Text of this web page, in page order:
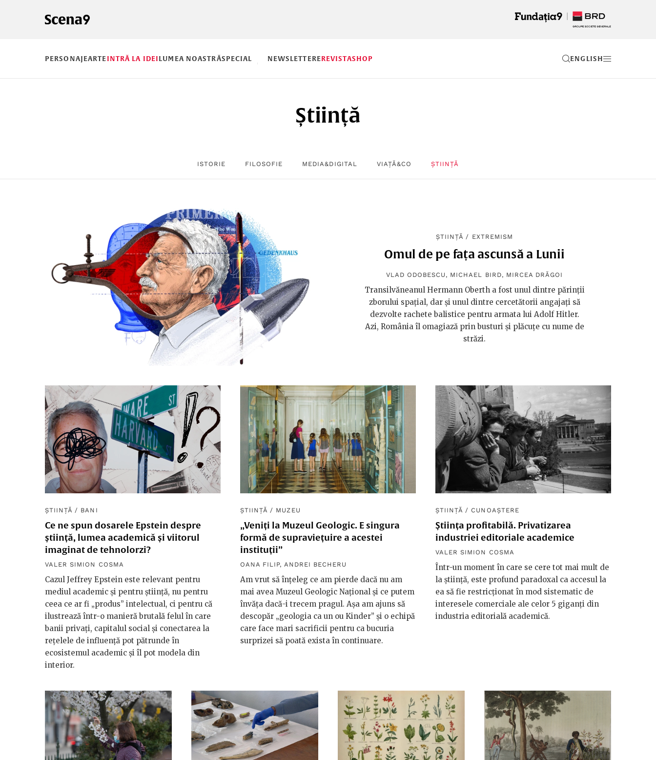
PERSONAJEARTEINTRĂ LA IDEILUMEA NOASTRĂSPECIAL NEWSLETTEREREVISTASHOP EN
Știință
ISTORIE FILOSOFIE MEDIA&DIGITAL VIAȚĂ&CO ȘTIINȚĂ
ȘTIINȚĂ / EXTREMISM
Omul de pe fața ascunsă a Lunii
VLAD ODOBESCU , MICHAEL BIRD, MIRCEA DRĂGOI
Transilvăneanul Hermann Oberth a fost unul dintre părinții
zborului spațial, dar și unul dintre cercetătorii angajați să
dezvolte rachete balistice pentru armata lui Adolf Hitler.
Azi, România îl omagiază prin busturi și plăcuțe cu nume de
străzi.
ȘTIINȚĂ / BANI
Ce ne spun dosarele Epstein despre
știință, lumea academică și viitorul
imaginat de tehnolorzi?
VALER SIMION COSMA
Cazul Jeffrey Epstein este relevant pentru
mediul academic și pentru știință, nu pentru
ceea ce ar fi „produs” intelectual, ci pentru că
ilustrează într-o manieră brutală felul în care
banii privați, capitalul social și conectarea la
rețelele de influență pot pătrunde în
ecosistemul academic și îl pot modela din
interior.
ȘTIINȚĂ / MUZEU
„Veniți la Muzeul Geologic. E singura
formă de supraviețuire a acestei
instituții”
OANA FILIP, ANDREI BECHERU
Am vrut să înțeleg ce am pierde dacă nu am
mai avea Muzeul Geologic Național și ce putem
învăța dacă-i trecem pragul. Așa am ajuns să
descopăr „geologia ca un ou Kinder” și o echipă
care face mari sacrificii pentru ca bucuria
surprizei să poată exista în continuare.
ȘTIINȚĂ / CUNOAȘTERE
Știința profitabilă. Privatizarea
industriei editoriale academice
VALER SIMION COSMA
Într-un moment în care se cere tot mai mult de
la știință, este profund paradoxal ca accesul la
ea să fie restricționat în mod sistematic de
interesele comerciale ale celor 5 giganți din
industria editorială academică.